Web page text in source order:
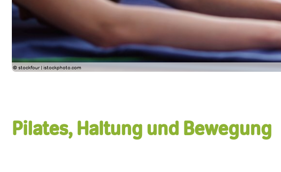
© stockfour | istockphoto.com
Pilates, Haltung und Bewegung